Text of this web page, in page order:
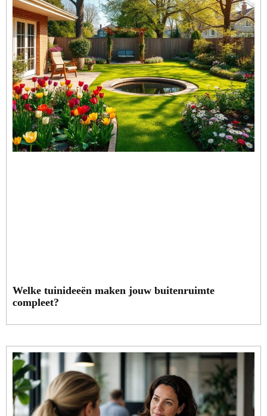
Welke tuinideeën maken jouw buitenruimte
compleet?